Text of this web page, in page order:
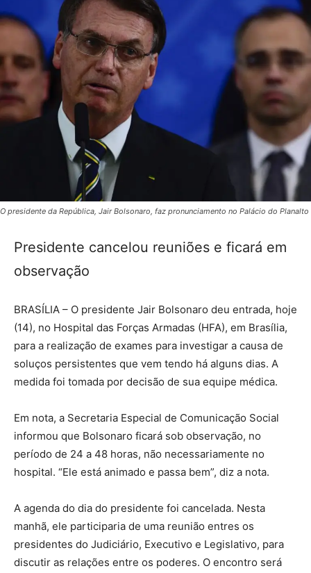
O presidente da República, Jair Bolsonaro, faz pronunciamento no Palácio do Planalto
Presidente cancelou reuniões e ficará em
observação
BRASÍLIA – O presidente Jair Bolsonaro deu entrada, hoje
(14), no Hospital das Forças Armadas (HFA), em Brasília,
para a realização de exames para investigar a causa de
soluços persistentes que vem tendo há alguns dias. A
medida foi tomada por decisão de sua equipe médica.
Em nota, a Secretaria Especial de Comunicação Social
informou que Bolsonaro ficará sob observação, no
período de 24 a 48 horas, não necessariamente no
hospital. “Ele está animado e passa bem”, diz a nota.
A agenda do dia do presidente foi cancelada. Nesta
manhã, ele participaria de uma reunião entres os
presidentes do Judiciário, Executivo e Legislativo, para
discutir as relações entre os poderes. O encontro será